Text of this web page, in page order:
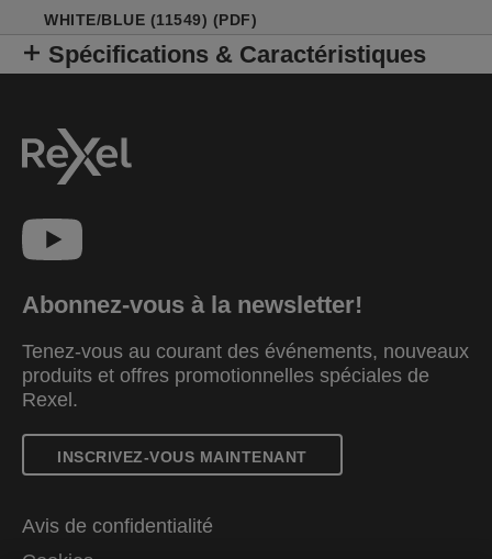
WHITE/BLUE (11549) (PDF)
Spécifications & Caractéristiques
Abonnez-vous à la newsletter!
Tenez-vous au courant des événements, nouveaux
produits et offres promotionnelles spéciales de
Rexel.
INSCRIVEZ-VOUS MAINTENANT
Avis de confidentialité